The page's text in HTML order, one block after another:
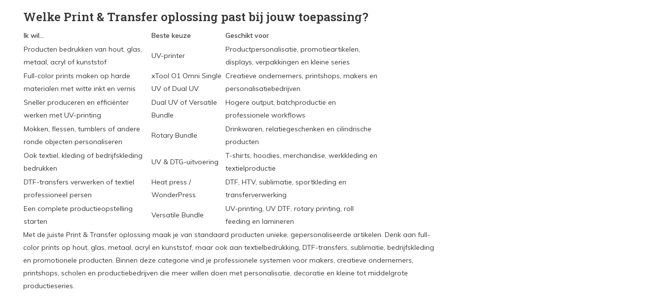
Welke Print & Transfer oplossing past bij jouw toepassing?
Ik wil... Beste keuze
Geschikt voor
Producten bedrukken van hout, glas,
metaal, acryl of kunststof
UV-printer
Productpersonalisatie, promotieartikelen,
displays, verpakkingen en kleine series
Full-color prints maken op harde
materialen met witte inkt en vernis
xTool O1 Omni Single
UV of Dual UV
Creatieve ondernemers, printshops, makers en
personalisatiebedrijven
Sneller produceren en efficiënter
werken met UV-printing
Dual UV of Versatile
Bundle
Hogere output, batchproductie en
professionele workflows
Mokken, flessen, tumblers of andere
ronde objecten personaliseren
Rotary Bundle
Drinkwaren, relatiegeschenken en cilindrische
producten
Ook textiel, kleding of bedrijfskleding
bedrukken
UV & DTG-uitvoering
T-shirts, hoodies, merchandise, werkkleding en
textielproductie
DTF-transfers verwerken of textiel
professioneel persen
Heat press /
WonderPress
DTF, HTV, sublimatie, sportkleding en
transferverwerking
Een complete productieopstelling
starten
Versatile Bundle
UV-printing, UV DTF, rotary printing, roll
feeding en lamineren
Met de juiste Print & Transfer oplossing maak je van standaard producten unieke, gepersonaliseerde artikelen. Denk aan full-
color prints op hout, glas, metaal, acryl en kunststof, maar ook aan textielbedrukking, DTF-transfers, sublimatie, bedrijfskleding
en promotionele producten. Binnen deze categorie vind je professionele systemen voor makers, creatieve ondernemers,
printshops, scholen en productiebedrijven die meer willen doen met personalisatie, decoratie en kleine tot middelgrote
productieseries.